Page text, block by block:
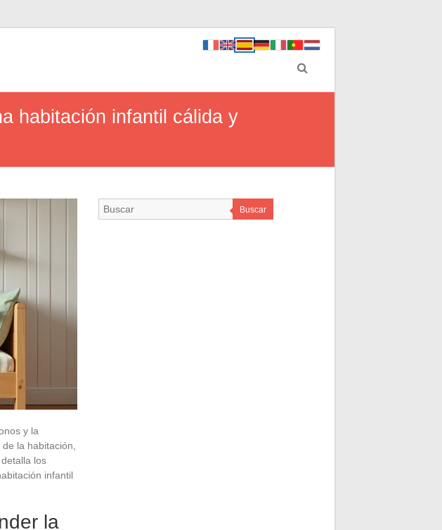
habitación infantil cálida y
y la
la habitación,
los
infantil
la
Buscar